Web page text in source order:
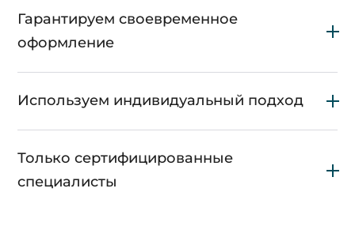
Гарантируем своевременное
оформление
Используем индивидуальный подход
Только сертифицированные
специалисты